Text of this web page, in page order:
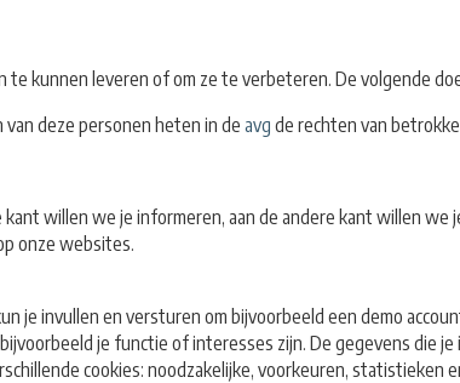
kunnen leveren of om ze te verbeteren. De volgende
deze personen heten in de avg de rechten van
willen we je informeren, aan de andere kant willen
onze websites.
invullen en versturen om bijvoorbeeld een demo
je functie of interesses zijn. De gegevens die
cookies: noodzakelijke, voorkeuren, statistieken